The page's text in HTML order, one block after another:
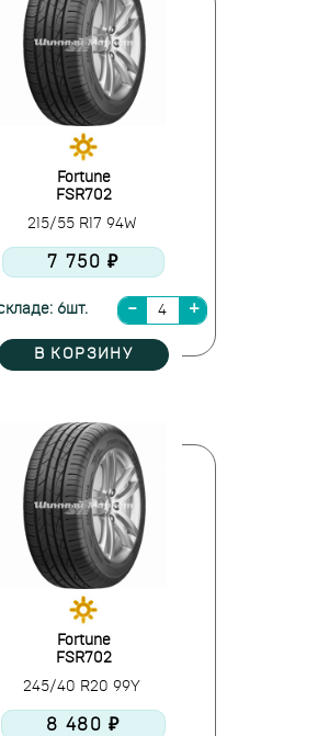
Fortune
FSR702
215/55 R17 94W
7 750 ₽
6шт.
В КОРЗИНУ
Fortune
FSR702
245/40 R20 99Y
8 480 ₽